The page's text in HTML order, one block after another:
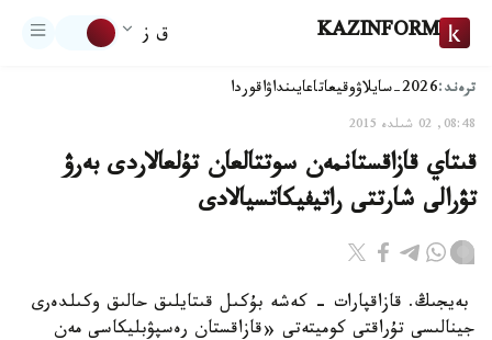
KAZINFORM ق ز
ترەند:2026-سايلاۋ وقيعاتاعايىنداۋاقوردا
08:48, 02 شىلدە 2015
قىتاي قازاقستانمەن سوتتالعان تۇلعالاردى بەرۋ
تۋرالى شارتتى راتيفيكاتسيالادى
بەيجىڭ. قازاقپارات - كەشە بۇكىل قىتايلىق حالىق وكىلدەرى
جينالىسى تۇراقتى كوميتەتى «قازاقستان رەسپۋبليكاسى مەن